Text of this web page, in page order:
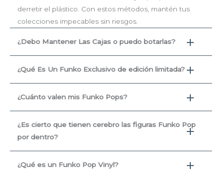
derretir el plástico. Con estos métodos, mantén tus
colecciones impecables sin riesgos.
¿Debo Mantener Las Cajas o puedo botarlas?
¿Qué Es Un Funko Exclusivo de edición limitada?
¿Cuánto valen mis Funko Pops?
¿Es cierto que tienen cerebro las figuras Funko Pop
por dentro?
¿Qué es un Funko Pop Vinyl?